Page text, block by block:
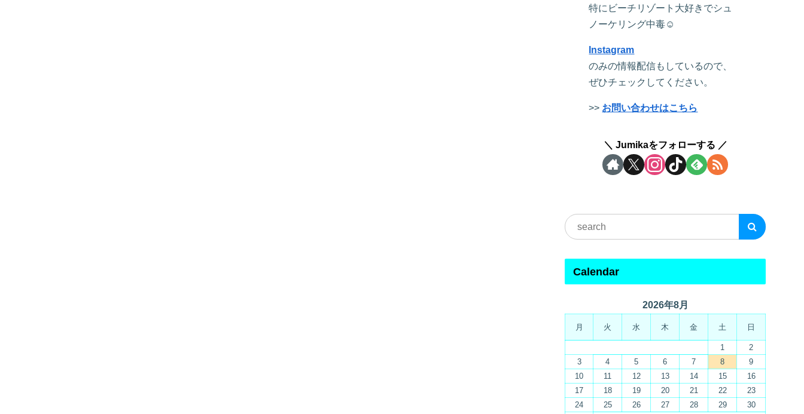
特にビーチリゾート大好きでシュ
ノーケリング中毒☺︎
Instagram
のみの情報配信もしているので、
ぜひチェックしてください。
>> お問い合わせはこちら
Jumikaをフォローする
Calendar
2026年8月
月 火 水 木 金 土 日
1
2
3
4 5 6 7 8
9
10
11 12 13 14 15
16
17
18 19 20 21 22
23
24
25 26 27 28 29
30